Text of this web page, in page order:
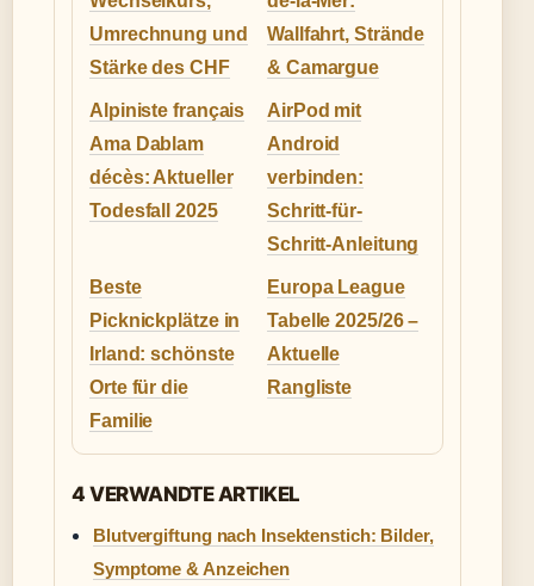
Umrechnung und
Stärke des CHF
Wallfahrt, Strände
& Camargue
Alpiniste français
Ama Dablam
décès: Aktueller
Todesfall 2025
AirPod mit
Android
verbinden:
Schritt-für-
Schritt-Anleitung
Beste
Picknickplätze in
Irland: schönste
Orte für die
Familie
Europa League
Tabelle 2025/26 –
Aktuelle
Rangliste
4 VERWANDTE ARTIKEL
Blutvergiftung nach Insektenstich: Bilder,
Symptome & Anzeichen